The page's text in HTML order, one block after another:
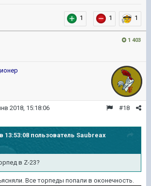
1 1 1
1 403
#18
2018, 15:18:06
13:53:08 пользователь Saubreax
в Z-23?
Все торпеды попали в оконечность.